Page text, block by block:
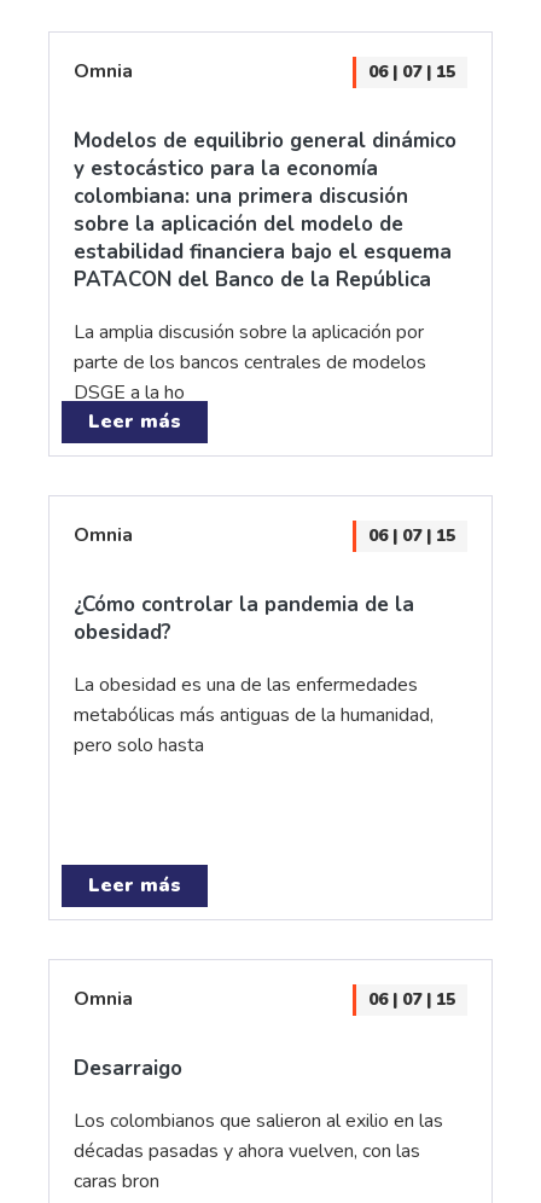
Omnia 06 | 07 | 15
Modelos de equilibrio general dinámico
y estocástico para la economía
colombiana: una primera discusión
sobre la aplicación del modelo de
estabilidad financiera bajo el esquema
PATACON del Banco de la República
La amplia discusión sobre la aplicación por
parte de los bancos centrales de modelos
DSGE a la ho
Leer más
Omnia 06 | 07 | 15
¿Cómo controlar la pandemia de la
obesidad?
La obesidad es una de las enfermedades
metabólicas más antiguas de la humanidad,
pero solo hasta
Leer más
Omnia 06 | 07 | 15
Desarraigo
Los colombianos que salieron al exilio en las
décadas pasadas y ahora vuelven, con las
caras bron